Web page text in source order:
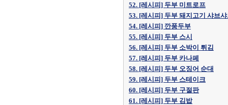
52. [레시피] 두부 미트로프
53. [레시피] 두부 돼지고기 샤브샤
54. [레시피] 깐풍두부
55. [레시피] 두부 스시
56. [레시피] 두부 소박이 튀김
57. [레시피] 두부 카나페
58. [레시피] 두부 오징어 순대
59. [레시피] 두부 스테이크
60. [레시피] 두부 구절판
61. [레시피] 두부 김밥